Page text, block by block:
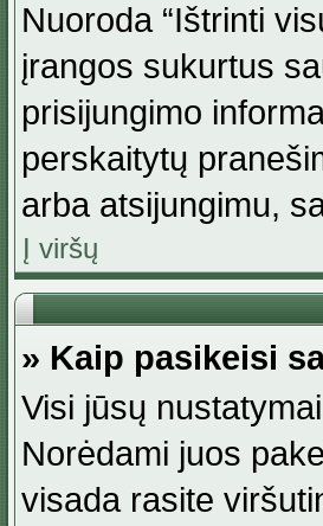
Nuoroda “Ištrinti
įrangos sukurtus
prisijungimo
perskaitytų
arba atsijungimu,
Į viršų
» Kaip pasikeisi
Visi jūsų
Norėdami juos
visada rasite